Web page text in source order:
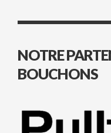
NOTRE
BOUCHONS